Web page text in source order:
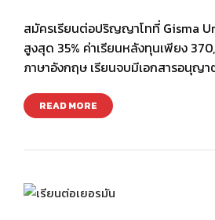
สมัครเรียนต่อปริญญาโทที่ Gisma
สูงสุด 35% ค่าเรียนหลังทุนเพียง
ภาษาอังกฤษ เรียนจบมีเอกสารอนุญา
READ MORE